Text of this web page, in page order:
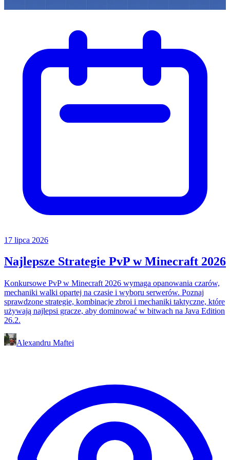
17 lipca 2026
Najlepsze Strategie PvP w Minecraft 2026
Konkursowe PvP w Minecraft 2026 wymaga opanowania czarów,
mechaniki walki opartej na czasie i wyboru serwerów. Poznaj
sprawdzone strategie, kombinacje zbroi i mechaniki taktyczne, które
używają najlepsi gracze, aby dominować w bitwach na Java Edition
26.2.
Alexandru Maftei